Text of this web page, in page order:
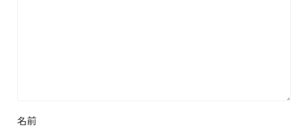
名前